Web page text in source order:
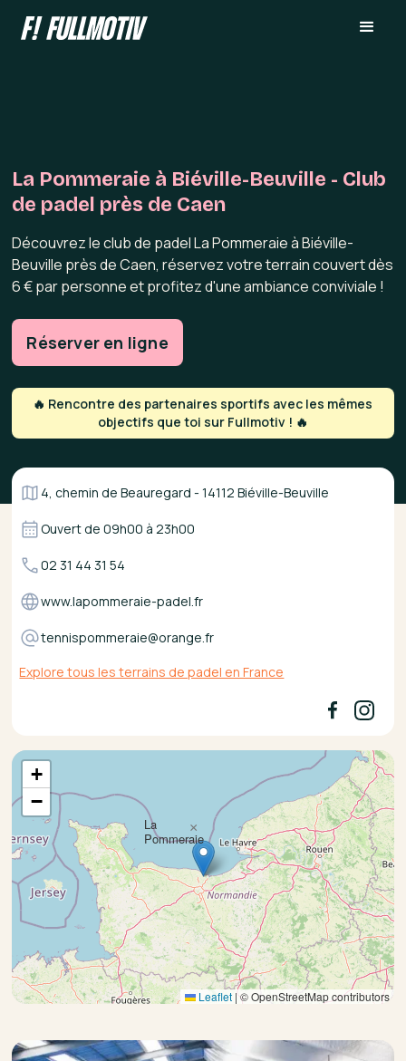
La Pommeraie à Biéville-Beuville - Club
de padel près de Caen
Découvrez le club de padel La Pommeraie à Biéville-
Beuville près de Caen, réservez votre terrain couvert dès
6 € par personne et profitez d'une ambiance conviviale !
Réserver en ligne
🔥 Rencontre des partenaires sportifs avec les mêmes
objectifs que toi sur Fullmotiv ! 🔥
4, chemin de Beauregard - 14112 Biéville-Beuville
Ouvert de09h00 à23h00
02 31 44 31 54
www.lapommeraie-padel.fr
tennispommeraie@orange.fr
Explore tous les terrains de padel en France
La
Pommeraie
×
+
−
Leaflet |© OpenStreetMap contributors